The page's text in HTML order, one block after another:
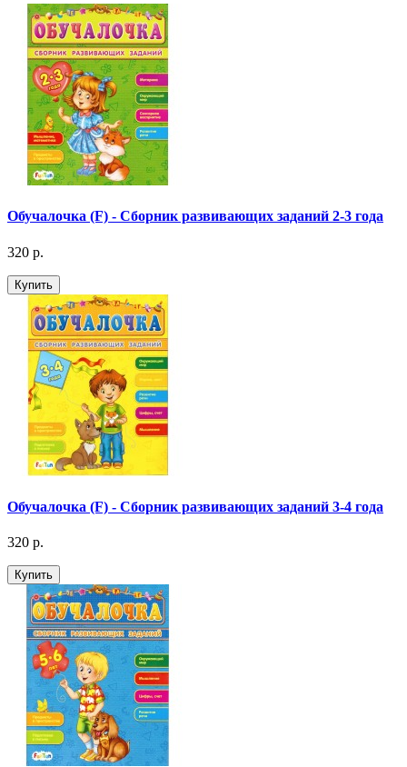
Обучалочка (F) - Сборник развивающих заданий 2-3 года
320 р.
Купить
Обучалочка (F) - Сборник развивающих заданий 3-4 года
320 р.
Купить